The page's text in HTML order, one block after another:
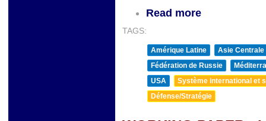
Read more
TAGS:
Amérique Latine
Asie Centrale
Fédération de Russie
USA
Système international et
Défense/Stratégie